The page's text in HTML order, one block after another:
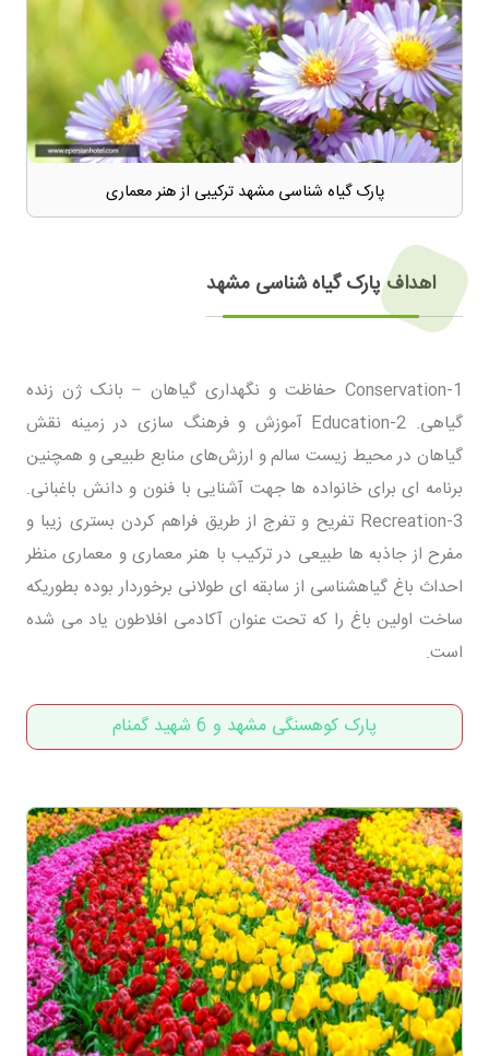
پارک گیاه شناسی مشهد ترکیبی از هنر معماری
اهداف پارک گیاه شناسی مشهد
Conservation-1 حفاظت و نگهداری گیاهان – بانک ژن زنده
گیاهی. Education-2 آموزش و فرهنگ سازی در زمینه نقش
گیاهان در محیط زیست سالم و ارزش‌های منابع طبیعی و همچنین
برنامه ای برای خانواده ها جهت آشنایی با فنون و دانش باغبانی.
Recreation-3 تفریح و تفرج از طریق فراهم کردن بستری زیبا و
مفرح از جاذبه ها طبیعی در ترکیب با هنر معماری و معماری منظر
احداث باغ گیاهشناسی از سابقه ای طولانی برخوردار بوده بطوریکه
ساخت اولین باغ را که تحت عنوان آکادمی افلاطون یاد می شده
است.
پارک کوهسنگی مشهد و 6 شهید گمنام